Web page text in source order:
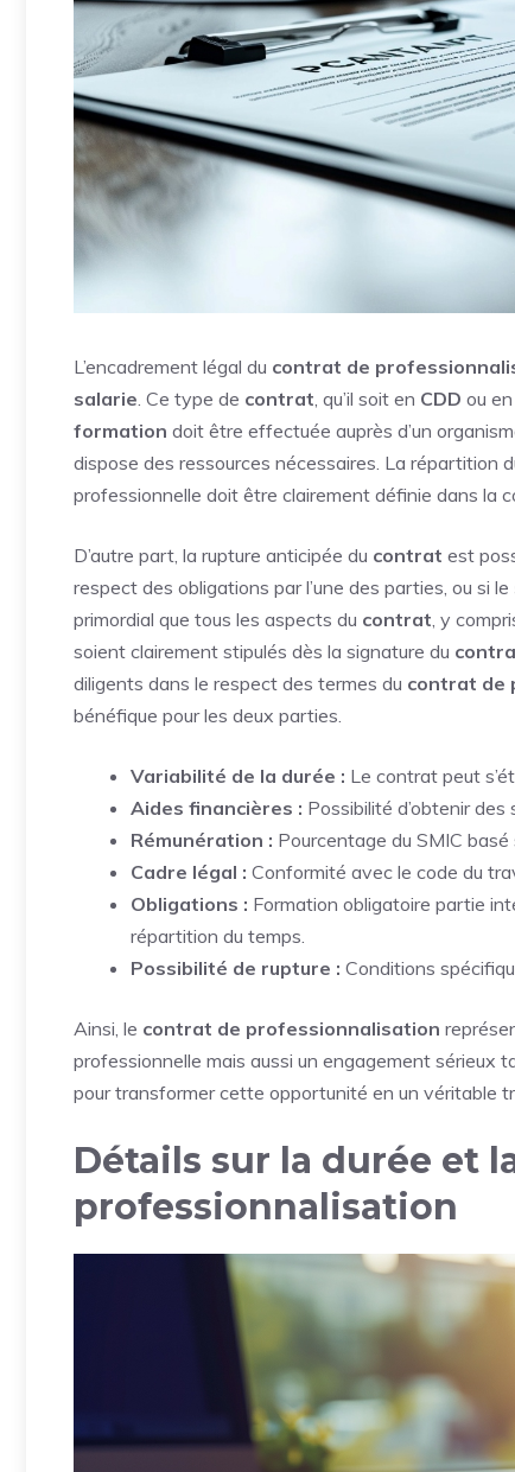
L’encadrement légal du contrat de
salarie . Ce type de contrat , qu’il soit en CDD ou en
formation doit être effectuée auprès d’un
dispose des ressources nécessaires. La répartition
professionnelle doit être clairement définie dans la
D’autre part, la rupture anticipée du contrat est
respect des obligations par l’une des parties, ou si le
primordial que tous les aspects du contrat , y
soient clairement stipulés dès la signature du
diligents dans le respect des termes du contrat de
bénéfique pour les deux parties.
Variabilité de la durée : Le contrat peut
Aides financières : Possibilité d’obtenir des
Rémunération : Pourcentage du SMIC basé
Cadre légal : Conformité avec le code du
Obligations : Formation obligatoire partie
répartition du temps.
Possibilité de rupture : Conditions
Ainsi, le contrat de professionnalisation
professionnelle mais aussi un engagement sérieux
pour transformer cette opportunité en un véritable
Détails sur la durée et
professionnalisation